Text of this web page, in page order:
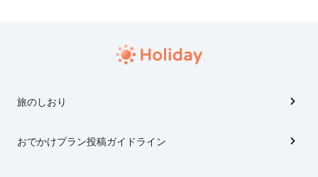
旅のしおり
おでかけプラン投稿ガイドライン